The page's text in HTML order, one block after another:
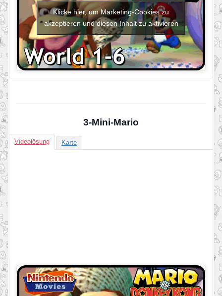
Klicke hier, um Marketing-Cookies zu
akzeptieren und diesen Inhalt zu aktivieren
3-Mini-Mario
Videolösung Karte